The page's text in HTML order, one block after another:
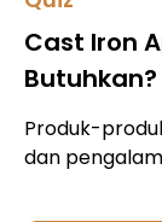
Cast Iron
Butuhkan?
Produk-
dan